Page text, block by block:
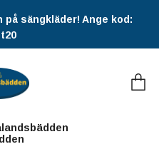
på sängkläder! Ange kod: